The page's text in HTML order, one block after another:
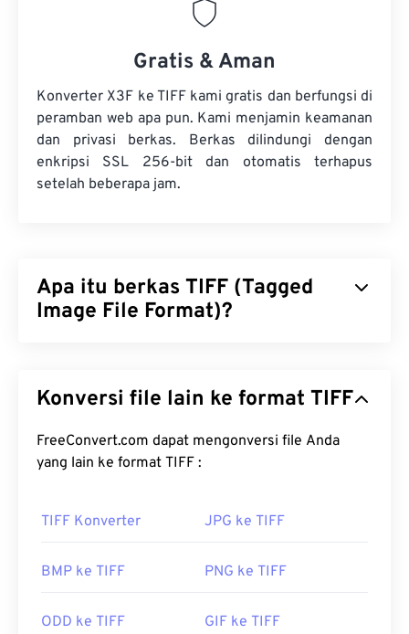
Gratis & Aman
Konverter X3F ke TIFF kami gratis dan berfungsi di
peramban web apa pun. Kami menjamin keamanan
dan privasi berkas. Berkas dilindungi dengan
enkripsi SSL 256-bit dan otomatis terhapus
setelah beberapa jam.
Apa itu berkas TIFF (Tagged
Image File Format)?
gambar yang paling umum. Penggunaan berkas
dan penerbitan desktop. Struktur bitmap dan
raster TIFF memberikan fleksibilitas bagi format
gambar berlapis, atau sebagai halaman.
Bagaimana cara membuka berkas
Konversi file lain ke format TIFF
FreeConvert.com dapat mengonversi file Anda
yang lain ke format TIFF :
TIFF Konverter JPG ke TIFF
BMP ke TIFF PNG ke TIFF
ODD ke TIFF GIF ke TIFF